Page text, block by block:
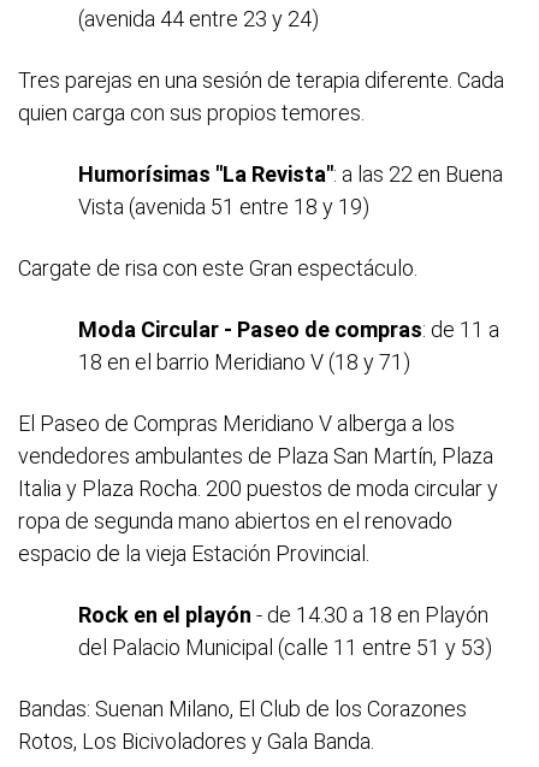
(avenida 44 entre 23 y 24)
Tres parejas en una sesión de terapia diferente. Cada
quien carga con sus propios temores.
Humorísimas "La Revista": a las 22 en Buena
Vista (avenida 51 entre 18 y 19)
Cargate de risa con este Gran espectáculo.
Moda Circular - Paseo de compras: de 11 a
18 en el barrio Meridiano V (18 y 71)
El Paseo de Compras Meridiano V alberga a los
vendedores ambulantes de Plaza San Martín, Plaza
Italia y Plaza Rocha. 200 puestos de moda circular y
ropa de segunda mano abiertos en el renovado
espacio de la vieja Estación Provincial.
Rock en el playón - de 14.30 a 18 en Playón
del Palacio Municipal (calle 11 entre 51 y 53)
Bandas: Suenan Milano, El Club de los Corazones
Rotos, Los Bicivoladores y Gala Banda.